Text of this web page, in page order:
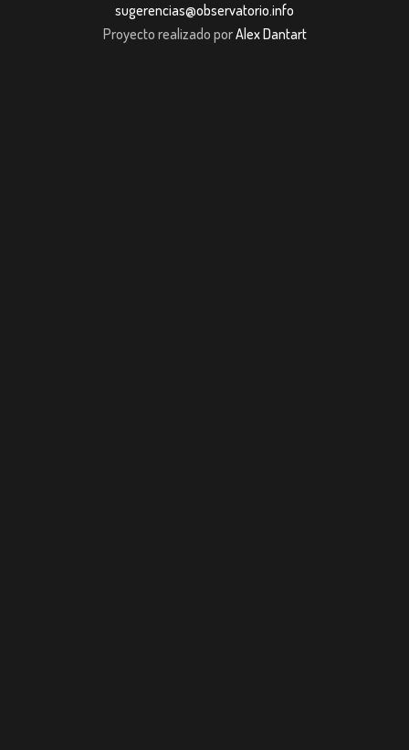
sugerencias@observatorio.info
Proyecto realizado porAlex Dantart